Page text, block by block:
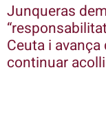
Junqueras
Ceuta i
continuar